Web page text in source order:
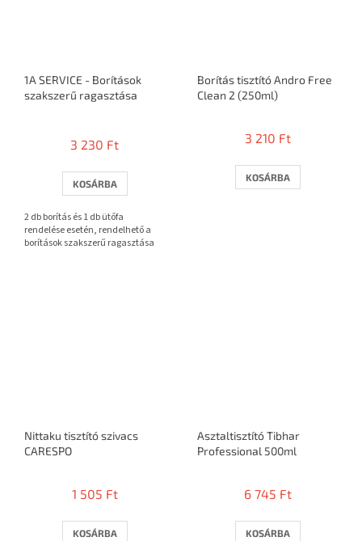
1A SERVICE - Borítások
szakszerű ragasztása
átlagos
5-
ből
csillag.
3 230 Ft
KOSÁRBA
2 db borítás és 1 db ütőfa
rendelése esetén, rendelhető a
borítások szakszerű ragasztása
Borítás tisztító Andro Free
Clean 2 (250ml)
3 210 Ft
KOSÁRBA
Nittaku tisztító szivacs
CARESPO
1 505 Ft
KOSÁRBA
Asztaltisztító Tibhar
Professional 500ml
6 745 Ft
KOSÁRBA